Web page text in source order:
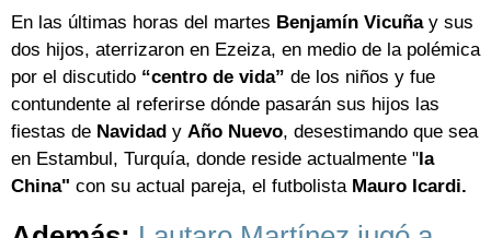
En las últimas horas del martes Benjamín Vicuñay sus
dos hijos, aterrizaron en Ezeiza, en medio de la polémica
por el discutido “centro de vida” de los niños y fue
contundente al referirse dónde pasarán sus hijos las
fiestas de Navidad y Año Nuevo, desestimando que sea
en Estambul, Turquía, donde reside actualmente "la
China" con su actual pareja, el futbolista Mauro Icardi.